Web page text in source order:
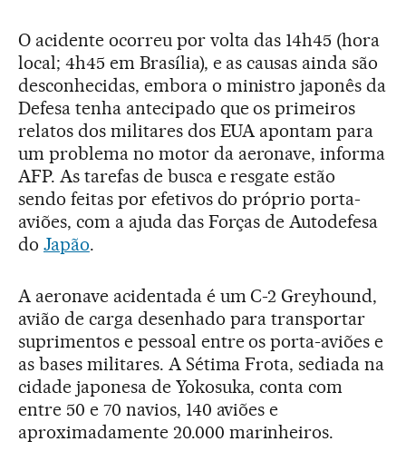
O acidente ocorreu por volta das 14h45 (hora
local; 4h45 em Brasília), e as causas ainda são
desconhecidas, embora o ministro japonês da
Defesa tenha antecipado que os primeiros
relatos dos militares dos EUA apontam para
um problema no motor da aeronave, informa
AFP. As tarefas de busca e resgate estão
sendo feitas por efetivos do próprio porta-
aviões, com a ajuda das Forças de Autodefesa
do Japão.
A aeronave acidentada é um C-2 Greyhound,
avião de carga desenhado para transportar
suprimentos e pessoal entre os porta-aviões e
as bases militares. A Sétima Frota, sediada na
cidade japonesa de Yokosuka, conta com
entre 50 e 70 navios, 140 aviões e
aproximadamente 20.000 marinheiros.